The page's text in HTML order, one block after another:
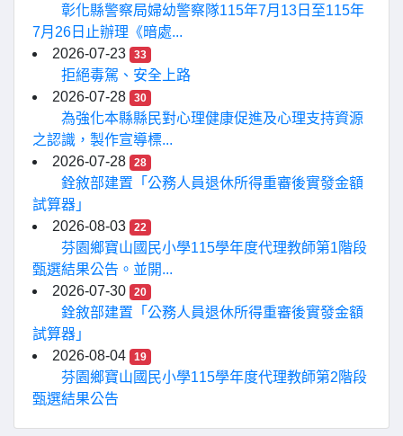
彰化縣警察局婦幼警察隊115年7月13日至115年
7月26日止辦理《暗處...
2026-07-23
33
拒絕毒駕、安全上路
2026-07-28
30
為強化本縣縣民對心理健康促進及心理支持資源
之認識，製作宣導標...
2026-07-28
28
銓敘部建置「公務人員退休所得重審後實發金額
試算器」
2026-08-03
22
芬園鄉寶山國民小學115學年度代理教師第1階段
甄選結果公告。並開...
2026-07-30
20
銓敘部建置「公務人員退休所得重審後實發金額
試算器」
2026-08-04
19
芬園鄉寶山國民小學115學年度代理教師第2階段
甄選結果公告